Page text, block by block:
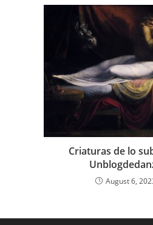
Criaturas de lo
August 6,